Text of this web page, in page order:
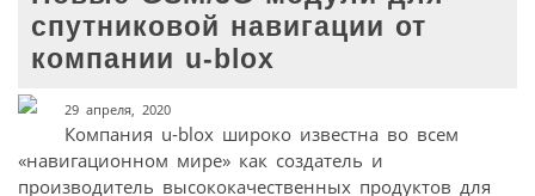
спутниковой навигации от
компании u-blox
29 апреля, 2020
Компания u-blox широко известна во всем
«навигационном мире» как создатель и
производитель высококачественных продуктов для